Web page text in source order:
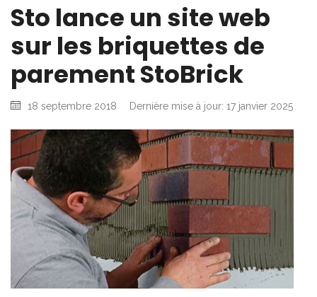
Sto lance un site web
sur les briquettes de
parement StoBrick
18 septembre 2018 Dernière mise à jour: 17 janvier 2025